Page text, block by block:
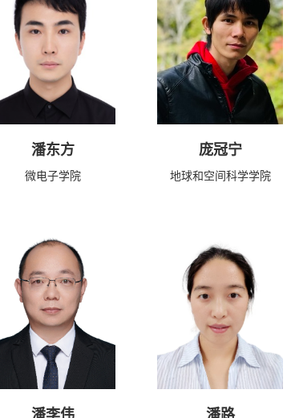
潘东方
微电子学院
庞冠宁
地球和空间科学学院